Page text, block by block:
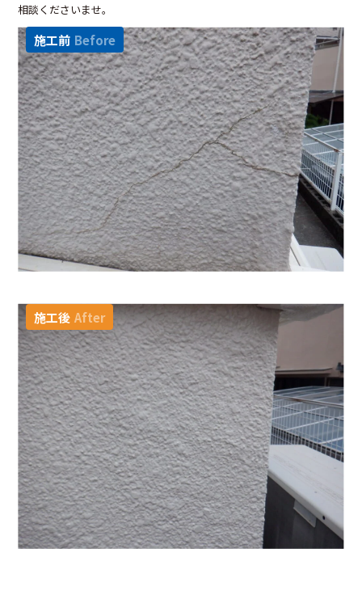
相談くださいませ。
施工前 Before
施工後 After